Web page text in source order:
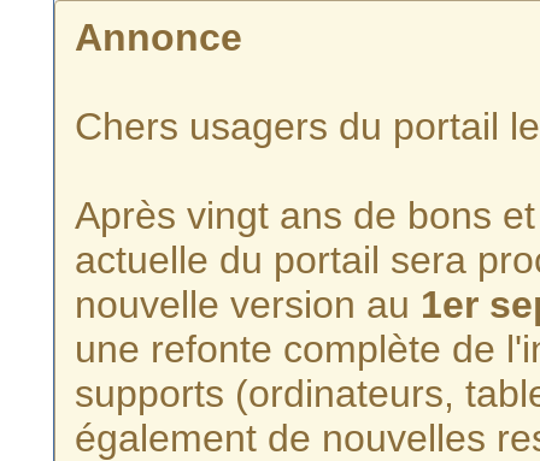
Annonce
Chers usagers du portail
Après vingt ans de bons
actuelle du portail sera
nouvelle version au 1er
une refonte complète de
supports (ordinateurs,
également de nouvelles